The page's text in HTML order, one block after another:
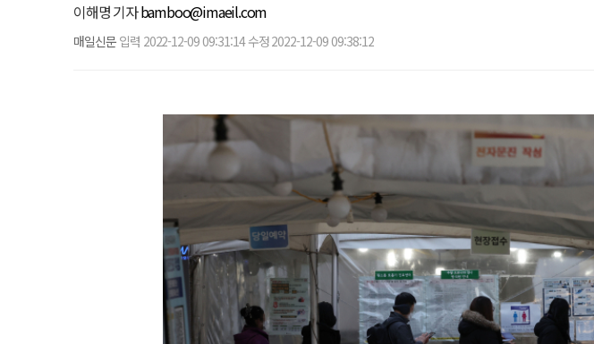
이해명 기자bamboo@imaeil.com
매일신문 입력 2022-12-09 09:31:14 수정 2022-12-09 09:38:12